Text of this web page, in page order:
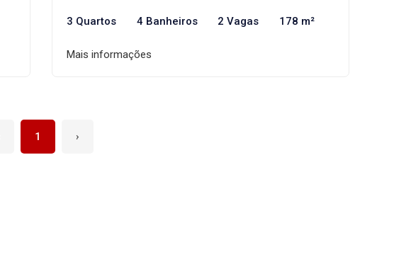
3 Quartos 4 Banheiros 2 Vagas 178 m²
Mais informações
1 ›